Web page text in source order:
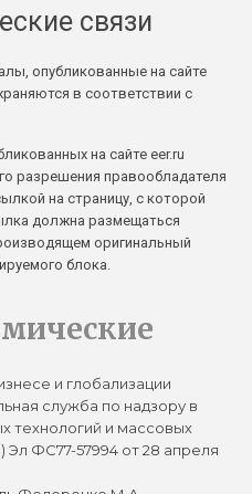
связи
опубликованные на сайте
в соответствии с
на сайте eer.ru
разрешения правообладателя
на страницу, с которой
должна размещаться
оригинальный
блока.
и глобализации
служба по надзору в
технологий и массовых
Эл ФС77-57994 от 28 апреля